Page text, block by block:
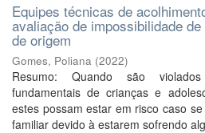
Equipes técnicas de
avaliação de impossibilidade
de origem
Gomes, Poliana (2022)
Resumo: Quando são
fundamentais de crianças e
estes possam estar em risco caso
familiar devido à estarem sofrendo